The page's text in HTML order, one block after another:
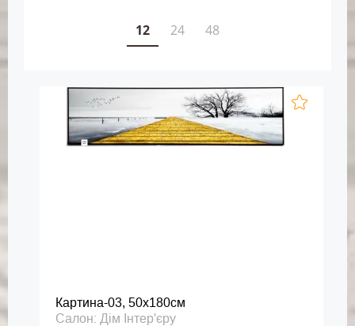
12 24 48
Картина-03, 50х180см
Салон: Дім Інтер'єру